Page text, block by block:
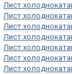
Лист
Лист
Лист
Лист
Лист
Лист
Лист